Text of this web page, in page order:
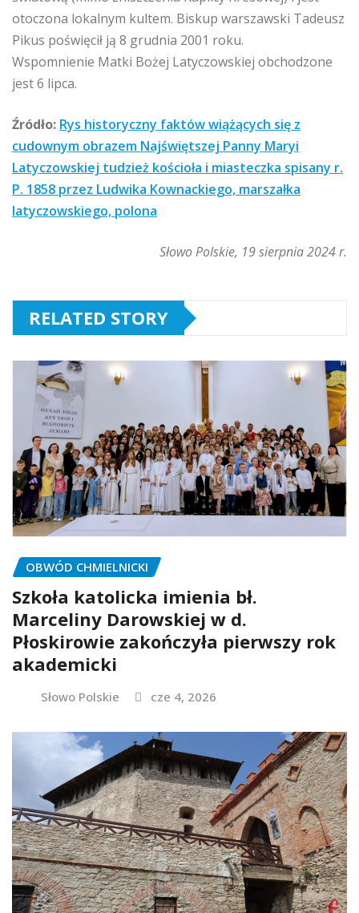
otoczona lokalnym kultem. Biskup warszawski Tadeusz
Pikus poświęcił ją 8 grudnia 2001 roku.
Wspomnienie Matki Bożej Latyczowskiej obchodzone
jest 6 lipca.
Źródło: Rys historyczny faktów wiążących się z
cudownym obrazem Najświętszej Panny Maryi
Latyczowskiej tudzież kościoła i miasteczka spisany r.
P. 1858 przez Ludwika Kownackiego, marszałka
latyczowskiego, polona
Słowo Polskie, 19 sierpnia 2024 r.
RELATED STORY
OBWÓD CHMIELNICKI
Szkoła katolicka imienia bł.
Marceliny Darowskiej w d.
Płoskirowie zakończyła pierwszy rok
akademicki
Słowo Polskie cze 4, 2026